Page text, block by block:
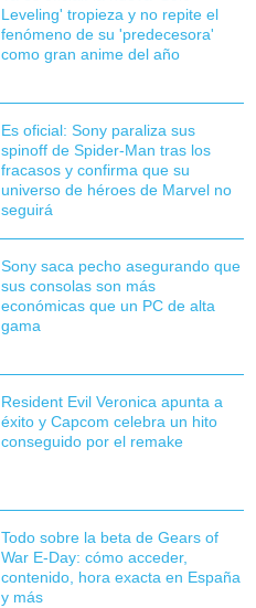
Leveling' tropieza y no repite el
fenómeno de su 'predecesora'
como gran anime del año
Es oficial: Sony paraliza sus
spinoff de Spider-Man tras los
fracasos y confirma que su
universo de héroes de Marvel no
seguirá
Sony saca pecho asegurando que
sus consolas son más
económicas que un PC de alta
gama
Resident Evil Veronica apunta a
éxito y Capcom celebra un hito
conseguido por el remake
Todo sobre la beta de Gears of
War E-Day: cómo acceder,
contenido, hora exacta en España
y más